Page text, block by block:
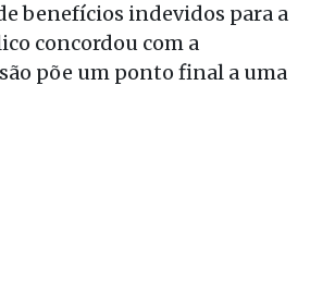
benefícios indevidos para a
concordou com a
põe um ponto final a uma